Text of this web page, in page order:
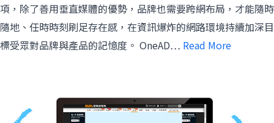
項，除了善用垂直媒體的優勢，品牌也需要跨網布局，才能隨時
隨地、任時時刻刷足存在感，在資訊爆炸的網路環境持續加深目
標受眾對品牌與產品的記憶度。 OneAD… Read More